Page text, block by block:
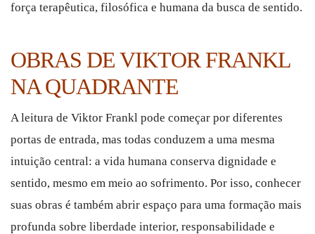
força terapêutica, filosófica e humana da busca de sentido.
OBRAS DE VIKTOR FRANKL
NA QUADRANTE
A leitura de Viktor Frankl pode começar por diferentes
portas de entrada, mas todas conduzem a uma mesma
intuição central: a vida humana conserva dignidade e
sentido, mesmo em meio ao sofrimento. Por isso, conhecer
suas obras é também abrir espaço para uma formação mais
profunda sobre liberdade interior, responsabilidade e